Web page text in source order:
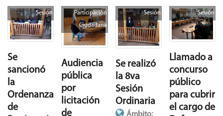
Sesión
Se
sancionó
la
Ordenanza
de
Participación
Ciudadana
Audiencia
pública
por
licitación
de
Sesión
Se realizó
la 8va
Sesión
Ordinaria
Sesión
Llamado a
concurso
público
para cubrir
el cargo de